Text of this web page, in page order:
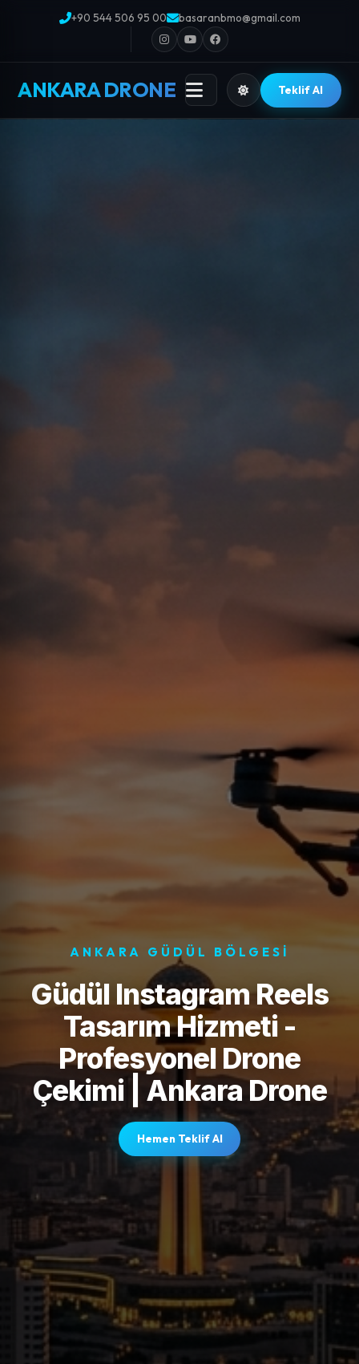
+90 544 506 95 00 basaranbmo@gmail.com
ANKARA DRONE Teklif Al
ANKARA GÜDÜL BÖLGESI
Güdül Instagram Reels
Tasarım Hizmeti -
Profesyonel Drone
Çekimi | Ankara Drone
Hemen Teklif Al